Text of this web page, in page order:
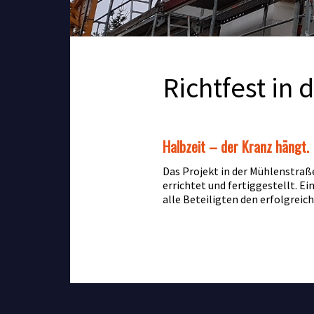
Richtfest in
Halbzeit – der Kranz hängt.
Das Projekt in der
errichtet und fertiggestellt. Ein
alle Beteiligten den